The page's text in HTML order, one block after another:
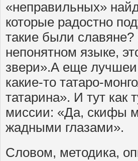
«неправильных»
которые радостно
такие были
непонятном языке,
звери».А еще лучшеи
какие-то татаро-
татарина». И тут как
миссии: «Да, скифы
жадными глазами».
Словом, методика,